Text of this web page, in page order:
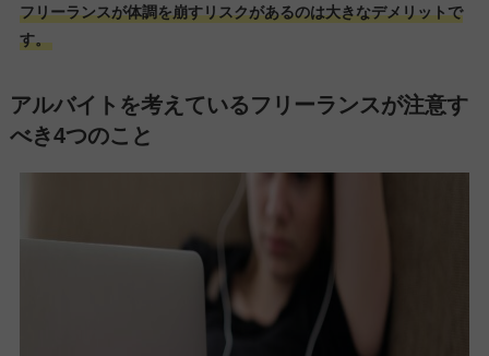
フリーランスが体調を崩すリスクがあるのは大きなデメリットで
す。
アルバイトを考えているフリーランスが注意す
べき4つのこと